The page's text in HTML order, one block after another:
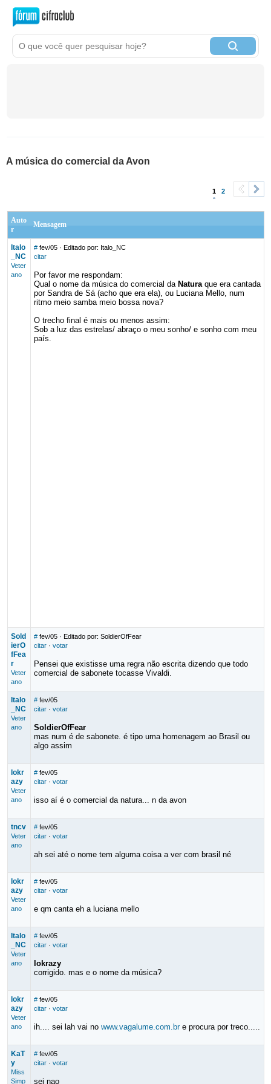
A música do comercial da Avon
1 2
Auto
r
Mensagem
Italo
_NC
Veter
ano
# fev/05· Editado por: Italo_NC
citar
Por favor me respondam:
Qual o nome da música do comercial da Naturaque era cantada
por Sandra de Sá (acho que era ela), ou Luciana Mello, num
ritmo meio samba meio bossa nova?
O trecho final é mais ou menos assim:
Sob a luz das estrelas/ abraço o meu sonho/ e sonho com meu
país.
Sold
ierO
fFea
r
Veter
ano
# fev/05· Editado por: SoldierOfFear
citar· votar
Pensei que existisse uma regra não escrita dizendo que todo
comercial de sabonete tocasse Vivaldi.
Italo
_NC
Veter
ano
# fev/05
citar· votar
SoldierOfFear
mas num é de sabonete. é tipo uma homenagem ao Brasil ou
algo assim
lokr
azy
Veter
ano
# fev/05
citar· votar
isso aí é o comercial da natura... n da avon
tncv
Veter
ano
# fev/05
citar· votar
ah sei até o nome tem alguma coisa a ver com brasil né
lokr
azy
Veter
ano
# fev/05
citar· votar
e qm canta eh a luciana mello
Italo
_NC
Veter
ano
# fev/05
citar· votar
lokrazy
corrigido. mas e o nome da música?
lokr
azy
Veter
ano
# fev/05
citar· votar
ih.... sei lah vai no www.vagalume.com.bre procura por treco.....
KaT
y
Miss
Simp
# fev/05
citar· votar
sei nao